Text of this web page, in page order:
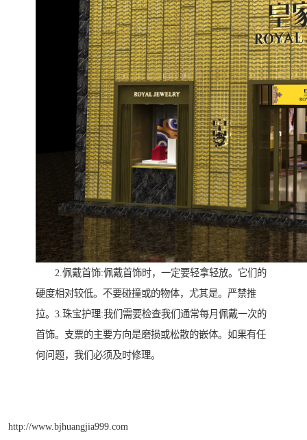
2.佩戴首饰:佩戴首饰时，一定要轻拿轻放。它们的
硬度相对较低。不要碰撞或的物体，尤其是。严禁推
拉。3.珠宝护理:我们需要检查我们通常每月佩戴一次的
首饰。支票的主要方向是磨损或松散的嵌体。如果有任
何问题，我们必须及时修理。
http://www.bjhuangjia999.com